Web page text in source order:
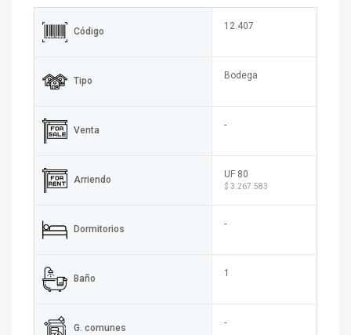
Código
12.407
Tipo
Bodega
Venta
-
Arriendo
UF 80
$ 3.267.583
Dormitorios
-
Baño
1
G. comunes
-